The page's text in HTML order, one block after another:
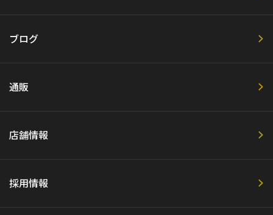
ブログ
通販
店舗情報
採用情報